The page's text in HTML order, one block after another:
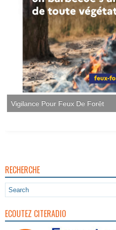
Vigilance Pour Feux De Forêt
RECHERCHE
ECOUTEZ CITERADIO